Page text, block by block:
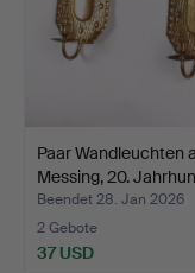
Paar Wandleuchten
Messing, 20.
Beendet 28. Jan 2026
2 Gebote
37 USD